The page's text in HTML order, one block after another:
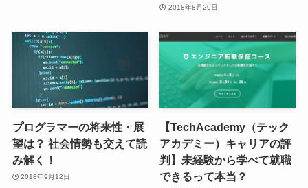
2018年8月29日
プログラマーの将来性・展
望は？ 社会情勢も交えて読
み解く！
2018年9月12日
【TechAcademy（テック
アカデミー）キャリアの評
判】未経験から学べて就職
できるって本当？